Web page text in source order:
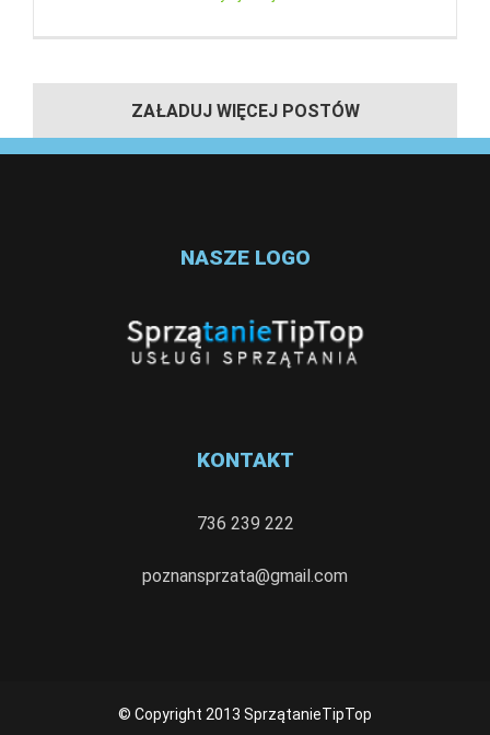
ZAŁADUJ WIĘCEJ POSTÓW
NASZE LOGO
KONTAKT
736 239 222
poznansprzata@gmail.com
© Copyright 2013 SprzątanieTipTop